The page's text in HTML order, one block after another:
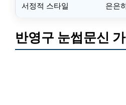
서정적 스타일 은은
반영구 눈썹문신